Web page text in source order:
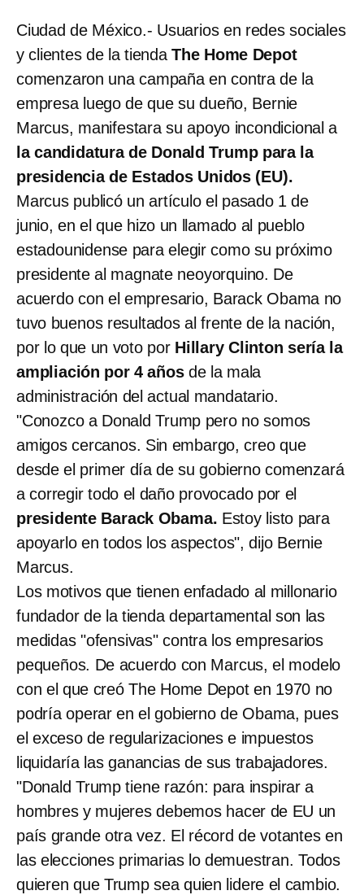
Ciudad de México.- Usuarios en redes sociales
y clientes de la tiendaThe Home Depot
comenzaron una campaña en contra de la
empresa luego de que su dueño, Bernie
Marcus, manifestara su apoyo incondicional a
la candidatura de Donald Trump para la
presidencia de Estados Unidos (EU).
Marcus publicó un artículo el pasado 1 de
junio, en el que hizo un llamado al pueblo
estadounidense para elegir como su próximo
presidente al magnate neoyorquino. De
acuerdo con el empresario, Barack Obama no
tuvo buenos resultados al frente de la nación,
por lo que un voto por Hillary Clinton sería la
ampliación por 4 añosde la mala
administración del actual mandatario.
"Conozco a Donald Trump pero no somos
amigos cercanos. Sin embargo, creo que
desde el primer día de su gobierno comenzará
a corregir todo el daño provocado por el
presidente Barack Obama. Estoy listo para
apoyarlo en todos los aspectos", dijo Bernie
Marcus.
Los motivos que tienen enfadado al millonario
fundador de la tienda departamental son las
medidas "ofensivas" contra los empresarios
pequeños. De acuerdo con Marcus, el modelo
con el que creó The Home Depot en 1970 no
podría operar en el gobierno de Obama, pues
el exceso de regularizaciones e impuestos
liquidaría las ganancias de sus trabajadores.
"Donald Trump tiene razón: para inspirar a
hombres y mujeres debemos hacer de EU un
país grande otra vez. El récord de votantes en
las elecciones primarias lo demuestran. Todos
quieren que Trump sea quien lidere el cambio.